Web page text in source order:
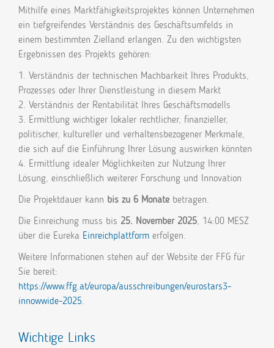
Mithilfe eines Marktfähigkeitsprojektes können Unternehmen
ein tiefgreifendes Verständnis des Geschäftsumfelds in
einem bestimmten Zielland erlangen. Zu den wichtigsten
Ergebnissen des Projekts gehören:
1. Verständnis der technischen Machbarkeit Ihres Produkts,
Prozesses oder Ihrer Dienstleistung in diesem Markt
2. Verständnis der Rentabilität Ihres Geschäftsmodells
3. Ermittlung wichtiger lokaler rechtlicher, finanzieller,
politischer, kultureller und verhaltensbezogener Merkmale,
die sich auf die Einführung Ihrer Lösung auswirken könnten
4. Ermittlung idealer Möglichkeiten zur Nutzung Ihrer
Lösung, einschließlich weiterer Forschung und Innovation
Die Projektdauer kann bis zu 6 Monate betragen.
Die Einreichung muss bis 25. November 2025, 14:00 MESZ
über die Eureka Einreichplattform erfolgen.
Weitere Informationen stehen auf der Website der FFG für
Sie bereit:
https://www.ffg.at/europa/ausschreibungen/eurostars3-
innowwide-2025.
Wichtige Links